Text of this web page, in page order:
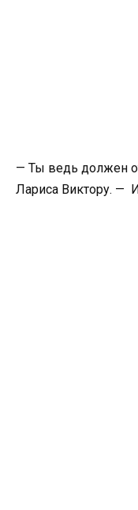
— Ты ведь должен
Лариса Виктору. —